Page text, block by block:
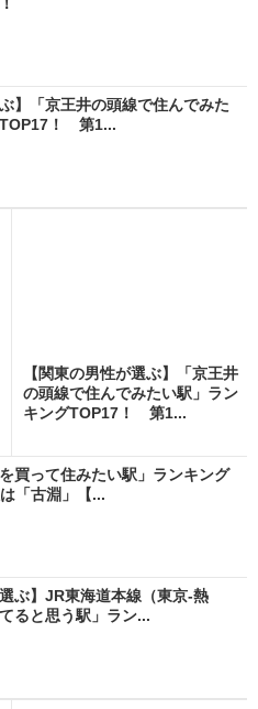
】「京王井の頭線で住んでみた
TOP17！ 第1...
【関東の男性が選ぶ】「京王井
の頭線で住んでみたい駅」ラン
キングTOP17！ 第1...
買って住みたい駅」ランキング
「古淵」【...
ぶ】JR東海道本線（東京-熱
ると思う駅」ラン...